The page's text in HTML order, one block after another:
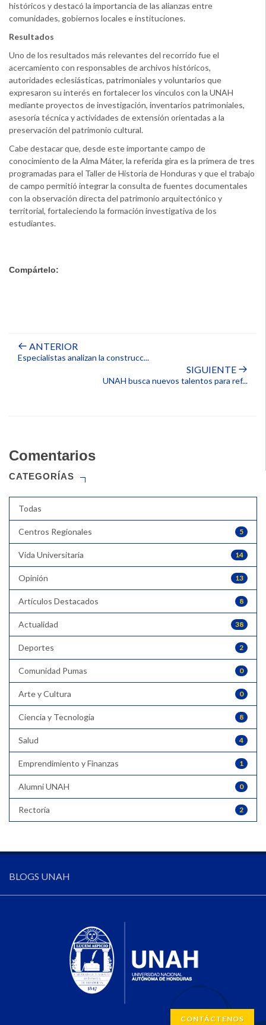
históricos y destacó la importancia de las alianzas entre
comunidades, gobiernos locales e instituciones.
Resultados
Uno de los resultados más relevantes del recorrido fue el
acercamiento con responsables de archivos históricos,
autoridades eclesiásticas, patrimoniales y voluntarios que
expresaron su interés en fortalecer los vínculos con la UNAH
mediante proyectos de investigación, inventarios patrimoniales,
asesoría técnica y actividades de extensión orientadas a la
preservación del patrimonio cultural.
Cabe destacar que, desde este importante campo de
conocimiento de la Alma Máter, la referida gira es la primera de tres
programadas para el Taller de Historia de Honduras y que el trabajo
de campo permitió integrar la consulta de fuentes documentales
con la observación directa del patrimonio arquitectónico y
territorial, fortaleciendo la formación investigativa de los
estudiantes.
Compártelo:
ANTERIOR
Especialistas analizan la construcc...
SIGUIENTE
UNAH busca nuevos talentos para ref...
Comentarios
CATEGORÍAS
Todas
5
Centros Regionales
14
Vida Universitaria
13
Opinión
8
Artículos Destacados
38
Actualidad
2
Deportes
0
Comunidad Pumas
0
Arte y Cultura
8
Ciencia y Tecnología
4
Salud
1
Emprendimiento y Finanzas
0
Alumni UNAH
2
Rectoría
BLOGS UNAH
CONTÁCTENOS